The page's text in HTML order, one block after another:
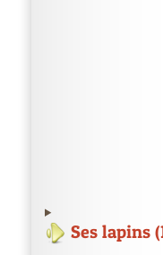
Ses lapins